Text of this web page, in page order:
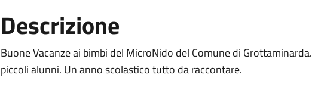
Descrizione
Buone Vacanze ai bimbi del MicroNido del Comune di Grottaminarda.
piccoli alunni. Un anno scolastico tutto da raccontare.